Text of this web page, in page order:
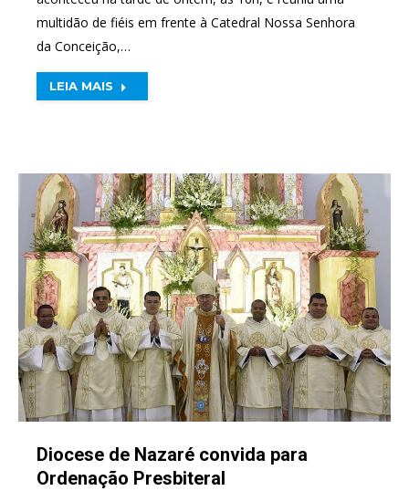
multidão de fiéis em frente à Catedral Nossa Senhora
da Conceição,…
LEIA MAIS
Diocese de Nazaré convida para
Ordenação Presbiteral